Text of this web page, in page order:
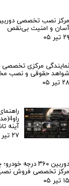
آسان و امنیت بی‌نقص
۲۹ تیر ۰۵
نمایندگی مرکزی تخصصی
شواهد حقوقی و نصب
۲۸ تیر ۰۵
آینه
۲۷ تیر ۰۵
دوربین ۳۶۰
مرکز تخصصی فروش نصب
۱۵ تیر ۰۵